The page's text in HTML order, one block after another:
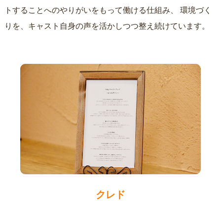
トすることへのやりがいをもって働ける仕組み、
りを、キャスト自身の声を活かしつつ整え続けています。
クレド